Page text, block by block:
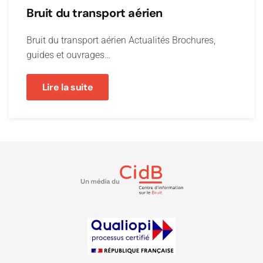
Bruit du transport aérien
Bruit du transport aérien Actualités Brochures,
guides et ouvrages…
Lire la suite